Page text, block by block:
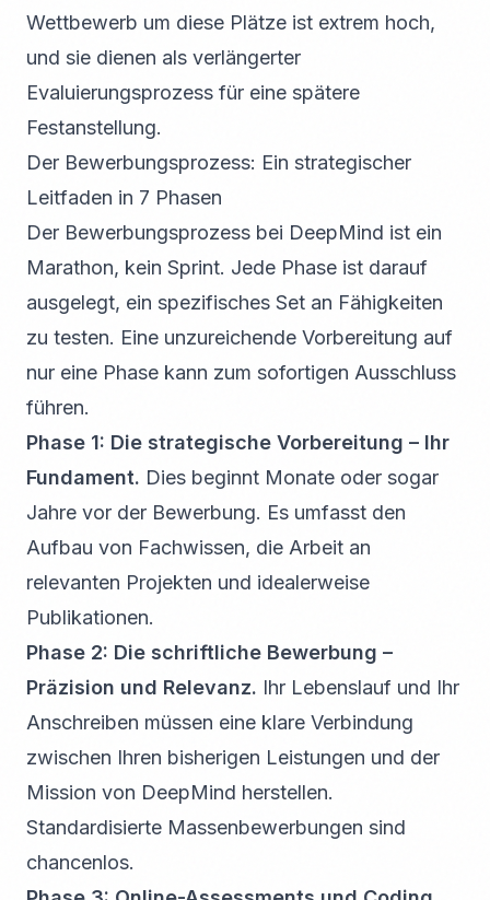
Wettbewerb um diese Plätze ist extrem hoch,
und sie dienen als verlängerter
Evaluierungsprozess für eine spätere
Festanstellung.
Der Bewerbungsprozess: Ein strategischer
Leitfaden in 7 Phasen
Der Bewerbungsprozess bei DeepMind ist ein
Marathon, kein Sprint. Jede Phase ist darauf
ausgelegt, ein spezifisches Set an Fähigkeiten
zu testen. Eine unzureichende Vorbereitung auf
nur eine Phase kann zum sofortigen Ausschluss
führen.
Phase 1: Die strategische Vorbereitung – Ihr
Fundament. Dies beginnt Monate oder sogar
Jahre vor der Bewerbung. Es umfasst den
Aufbau von Fachwissen, die Arbeit an
relevanten Projekten und idealerweise
Publikationen.
Phase 2: Die schriftliche Bewerbung –
Präzision und Relevanz. Ihr Lebenslauf und Ihr
Anschreiben müssen eine klare Verbindung
zwischen Ihren bisherigen Leistungen und der
Mission von DeepMind herstellen.
Standardisierte Massenbewerbungen sind
chancenlos.